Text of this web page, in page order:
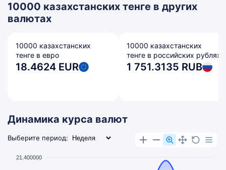
10000 казахстанских тенге в других
валютах
10000 казахстанских
тенге в евро
18.4624 EUR
10000 казахстанских
тенге в российских рублях
1 751.3135 RUB
Динамика курса валют
Выберите период:
21.400000